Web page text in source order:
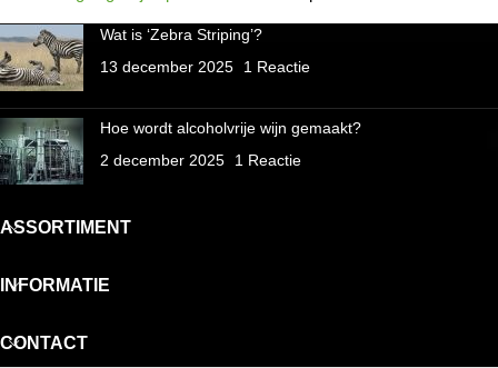
Wat is ‘Zebra Striping’?
13 december 2025
1 Reactie
Hoe wordt alcoholvrije wijn gemaakt?
2 december 2025
1 Reactie
ASSORTIMENT
INFORMATIE
CONTACT